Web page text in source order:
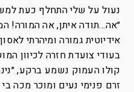
נעול על שלי התחלף כעת
״אה…תודה איתן, אה המורה!
אידיוטית גמורה ומיהרתי
בעודי צועדת חזרה לכיוון
קולו העמוק נשמע ברקע,
זרם פנימי נעים ומוכר מכה